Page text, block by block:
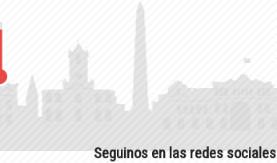
Seguinos en las redes sociales